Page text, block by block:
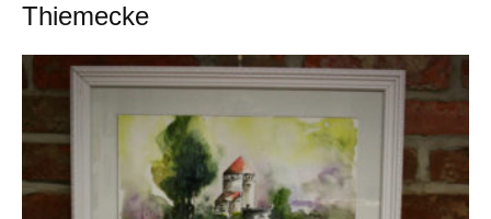
Thiemecke